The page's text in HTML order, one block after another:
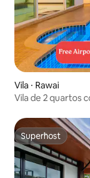
Vila ⋅ Rawai
Vila de 2 quartos
Superhost
Superhost